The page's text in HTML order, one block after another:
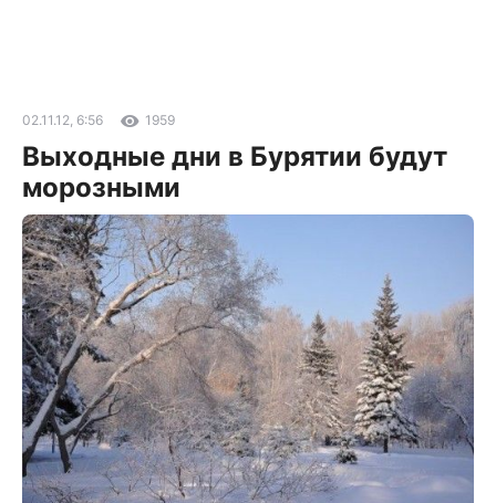
02.11.12, 6:56 1959
Выходные дни в Бурятии будут
морозными